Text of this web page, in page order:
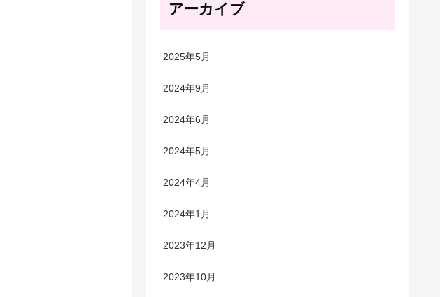
アーカイブ
2025年5月
2024年9月
2024年6月
2024年5月
2024年4月
2024年1月
2023年12月
2023年10月